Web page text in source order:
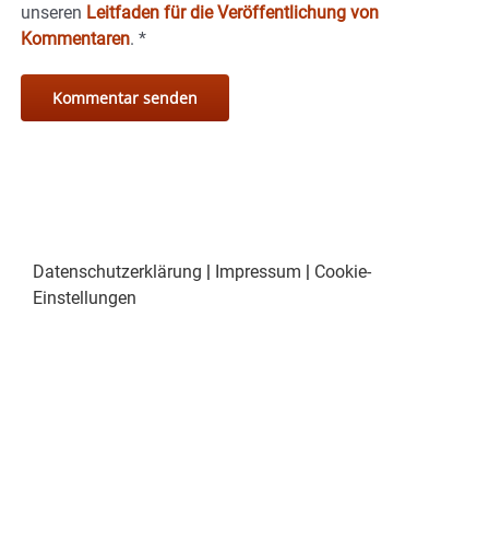
unseren Leitfaden für die Veröffentlichung von
Kommentaren. *
Datenschutzerklärung | Impressum | Cookie-
Einstellungen